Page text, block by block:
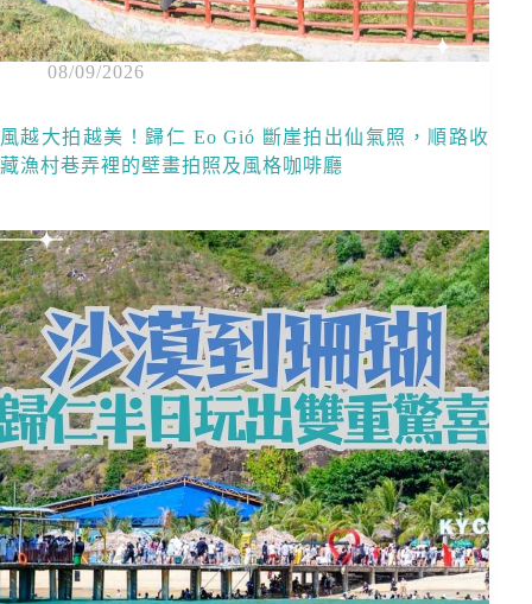
08/09/2026
風越大拍越美！歸仁 Eo Gió 斷崖拍出仙氣照，順路收
藏漁村巷弄裡的壁畫拍照及風格咖啡廳